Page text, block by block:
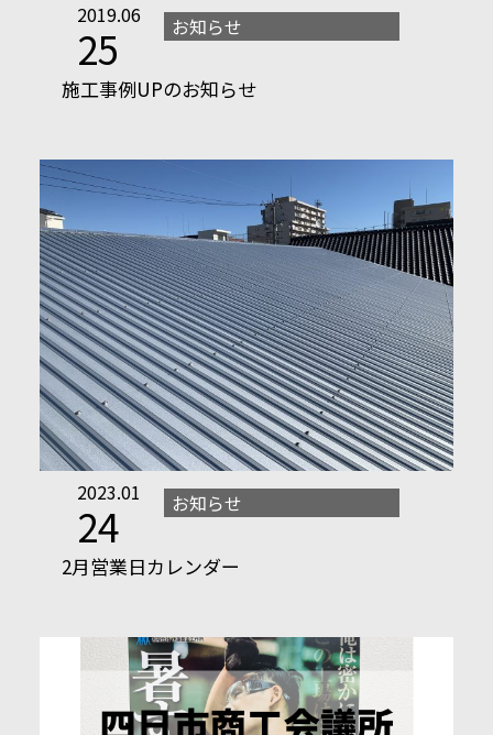
2019.06
25 お知らせ
施工事例UPのお知らせ
2023.01
24 お知らせ
2月営業日カレンダー